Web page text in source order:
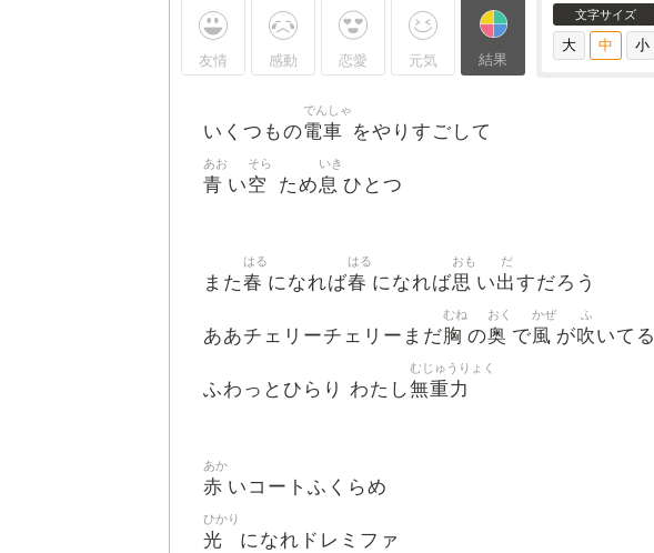
友情 感動 恋愛 元気 結果
文字サイズ
いくつもの電車
でんしゃ
をやりすごして
青
あお
い空
そら
ため息
いき
ひとつ
また春
はる
になれば春
はる
になれば思
おも
い出
だ
すだろう
ああチェリーチェリーまだ胸
むね
の奥
おく
で風
かぜ
が吹
ふ
いてる
ふわっとひらり わたし無重力
むじゅうりょく
赤
あか
いコートふくらめ
光
ひかり
になれドレミファ